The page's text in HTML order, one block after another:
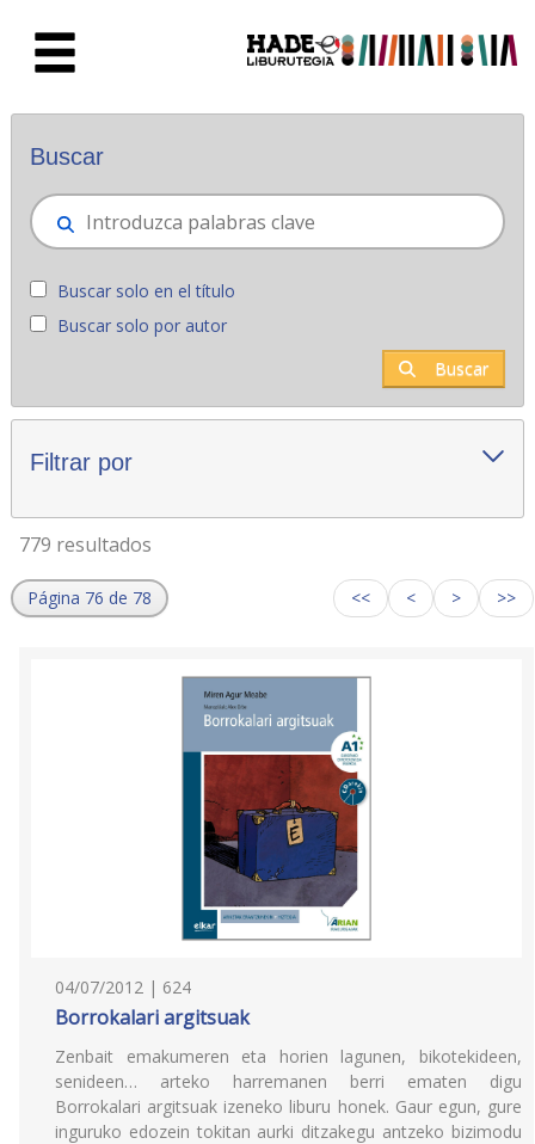
Novedades - Liburutegia
Buscar
Buscar solo en el título
Buscar solo por autor
Buscar
Filtrar por
779 resultados
Página 76 de 78 << < > >>
04/07/2012 | 624
Borrokalari argitsuak
Zenbait emakumeren eta horien lagunen, bikotekideen,
senideen… arteko harremanen berri ematen digu
Borrokalari argitsuak izeneko liburu honek. Gaur egun, gure
inguruko edozein tokitan aurki ditzakegu antzeko bizimodu